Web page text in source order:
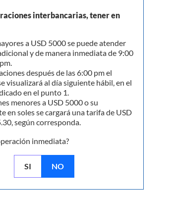
interbancarias, tener en
a USD 5000 se puede atender
y de manera inmediata de 9:00
después de las 6:00 pm el
visualizará al día siguiente hábil, en el
en el punto 1.
menores a USD 5000 o su
en soles se cargará una tarifa de USD
según corresponda.
inmediata?
SI NO